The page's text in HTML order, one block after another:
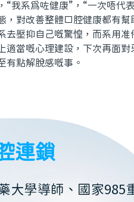
我系爲咗健康”，“一次唔代
對改善整體口腔健康都有幫
壓抑自己嘅驚惶，而系用准
適當嘅心理建設，下次再面對
點解脫感嘅事。
連鎖
大學導師、國家985